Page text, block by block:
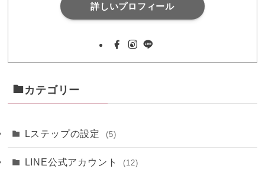
詳しいプロフィール
カテゴリー
Lステップの設定 (5)
LINE公式アカウント (12)